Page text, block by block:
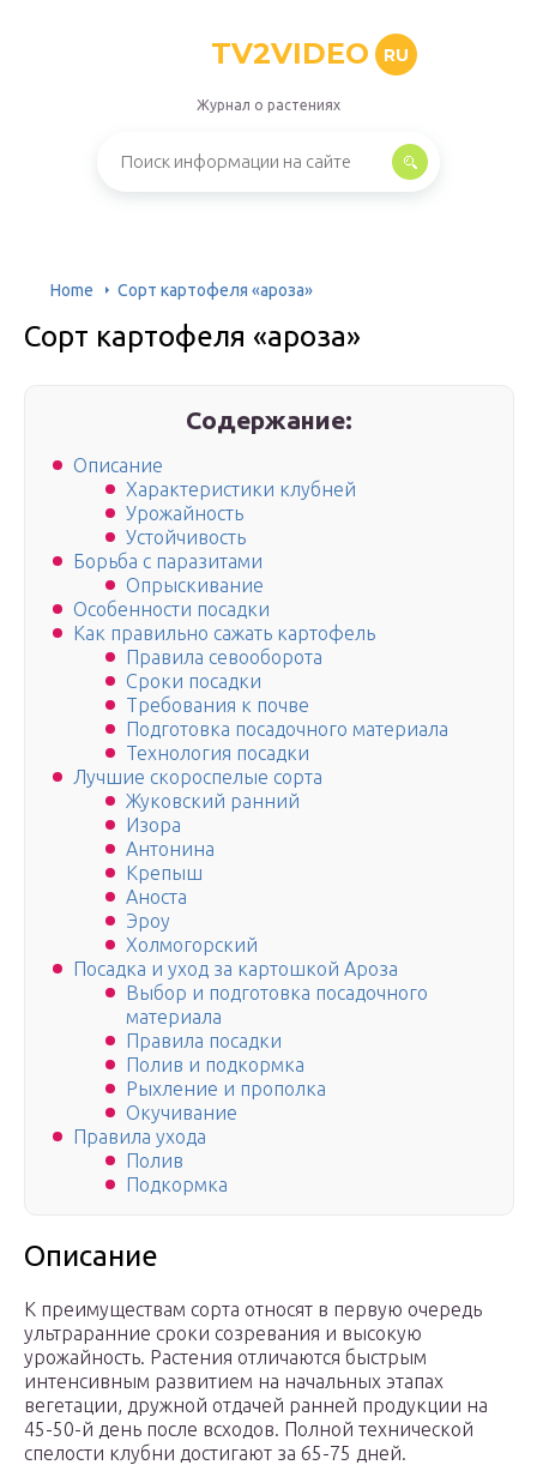
TV2VIDEO RU
Журнал о растениях
Home Сорт картофеля «ароза»
Сорт картофеля «ароза»
Содержание:
Описание
Характеристики клубней
Урожайность
Устойчивость
Борьба с паразитами
Опрыскивание
Особенности посадки
Как правильно сажать картофель
Правила севооборота
Сроки посадки
Требования к почве
Подготовка посадочного материала
Технология посадки
Лучшие скороспелые сорта
Жуковский ранний
Изора
Антонина
Крепыш
Аноста
Эроу
Холмогорский
Посадка и уход за картошкой Ароза
Выбор и подготовка посадочного
материала
Правила посадки
Полив и подкормка
Рыхление и прополка
Окучивание
Правила ухода
Полив
Подкормка
Описание
К преимуществам сорта относят в первую очередь
ультраранние сроки созревания и высокую
урожайность. Растения отличаются быстрым
интенсивным развитием на начальных этапах
вегетации, дружной отдачей ранней продукции на
45-50-й день после всходов. Полной технической
спелости клубни достигают за 65-75 дней.